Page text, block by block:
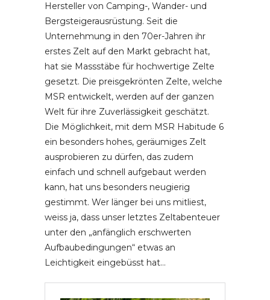
Hersteller von Camping-, Wander- und
Bergsteigerausrüstung. Seit die
Unternehmung in den 70er-Jahren ihr
erstes Zelt auf den Markt gebracht hat,
hat sie Massstäbe für hochwertige Zelte
gesetzt. Die preisgekrönten Zelte, welche
MSR entwickelt, werden auf der ganzen
Welt für ihre Zuverlässigkeit geschätzt.
Die Möglichkeit, mit dem MSR Habitude 6
ein besonders hohes, geräumiges Zelt
ausprobieren zu dürfen, das zudem
einfach und schnell aufgebaut werden
kann, hat uns besonders neugierig
gestimmt. Wer länger bei uns mitliest,
weiss ja, dass unser letztes Zeltabenteuer
unter den „anfänglich erschwerten
Aufbaubedingungen“ etwas an
Leichtigkeit eingebüsst hat…